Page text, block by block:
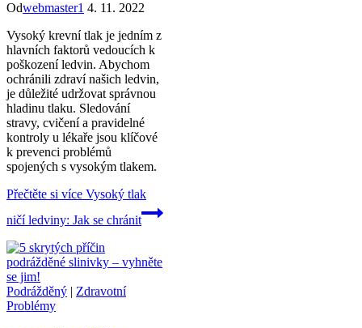
Odwebmaster1 4. 11. 2022
Vysoký krevní tlak je jedním z
hlavních faktorů vedoucích k
poškození ledvin. Abychom
ochránili zdraví našich ledvin,
je důležité udržovat správnou
hladinu tlaku. Sledování
stravy, cvičení a pravidelné
kontroly u lékaře jsou klíčové
k prevenci problémů
spojených s vysokým tlakem.
Přečtěte si více Vysoký tlak
ničí ledviny: Jak se chránit
Podrážděný | Zdravotní
Problémy